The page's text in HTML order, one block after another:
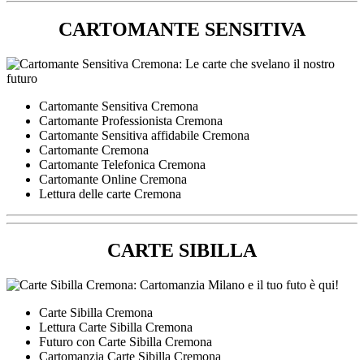
CARTOMANTE SENSITIVA
Cartomante Sensitiva Cremona
Cartomante Professionista Cremona
Cartomante Sensitiva affidabile Cremona
Cartomante Cremona
Cartomante Telefonica Cremona
Cartomante Online Cremona
Lettura delle carte Cremona
CARTE SIBILLA
Carte Sibilla Cremona
Lettura Carte Sibilla Cremona
Futuro con Carte Sibilla Cremona
Cartomanzia Carte Sibilla Cremona